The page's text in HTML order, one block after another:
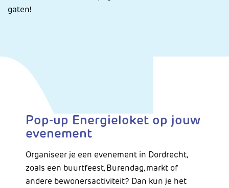
gaten!
Pop-up Energieloket op jouw
evenement
Organiseer je een evenement in Dordrecht,
zoals een buurtfeest, Burendag, markt of
andere bewonersactiviteit? Dan kun je het